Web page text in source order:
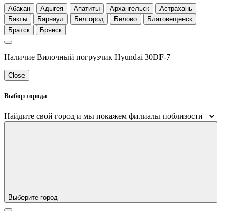
Абакан Адыгея Апатиты Архангельск
Астрахань
Бакты
Барнаул Белгород Белово
Благовещенск
Братск
Брянск
Наличие Вилочный погрузчик Hyundai 30DF-7
Close
Выбор города
Найдите свой город и мы покажем филиалы поблизости
Выберите город